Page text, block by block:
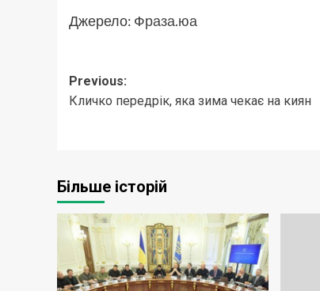
Джерело: Фраза.юа
Post
navigation
Previous:
Кличко передрік, яка зима чекає на киян
Більше історій